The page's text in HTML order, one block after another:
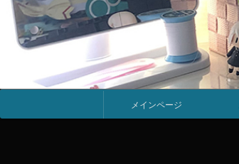
イ
メインページ